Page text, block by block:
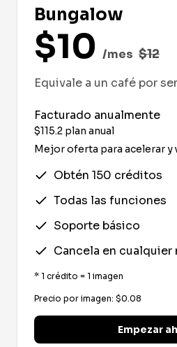
Bungalow
$10 /mes $12
Equivale a un café por
Facturado anualmente
$115.2 plan anual
Mejor oferta para acelerar y
Obtén 150 créditos
Todas las funciones
Soporte básico
Cancela en cualquier
* 1 crédito = 1 imagen
Precio por imagen: $0.08
Empezar